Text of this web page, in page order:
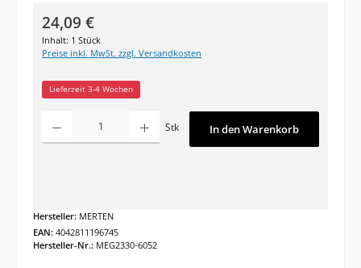
Regulärer Preis:
24,09 €
Inhalt: 1 Stück
Preise inkl. MwSt. zzgl. Versandkosten
Lieferzeit 3-4 Wochen
Produkt Anzahl: Gib den gewünschten Wert ein oder benutze die
Stk In den Warenkorb
Hersteller: MERTEN
EAN: 4042811196745
Hersteller-Nr.: MEG2330-6052